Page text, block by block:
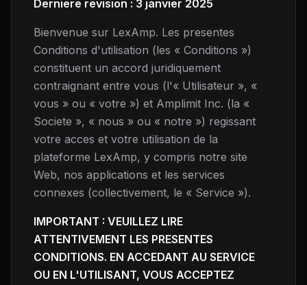
Derniere revision : 3 janvier 2025
Bienvenue sur LexAmp. Les presentes
Conditions d'utilisation (les « Conditions »)
constituent un accord juridiquement
contraignant entre vous (l'« Utilisateur », «
vous » ou « votre ») et Amplimit Inc. (la «
Societe », « nous » ou « notre ») regissant
votre acces et votre utilisation de la
plateforme LexAmp, y compris notre site
Web, nos applications et les services
connexes (collectivement, le « Service »).
IMPORTANT : VEUILLEZ LIRE
ATTENTIVEMENT LES PRESENTES
CONDITIONS. EN ACCEDANT AU SERVICE
OU EN L'UTILISANT, VOUS ACCEPTEZ